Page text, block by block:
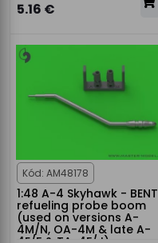
5.16 €
Kód: AM48178
1:48 A-4 Skyhawk - BENT
refueling probe boom
(used on versions A-
4M/N, OA-4M & late A-